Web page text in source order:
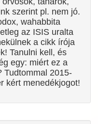
szerint pl. nem jó.
wahabbita
az ISIS uralta
a cikk írója
Tanulni kell, és
egy: miért ez a
Tudtommal 2015-
kért menedékjogot!